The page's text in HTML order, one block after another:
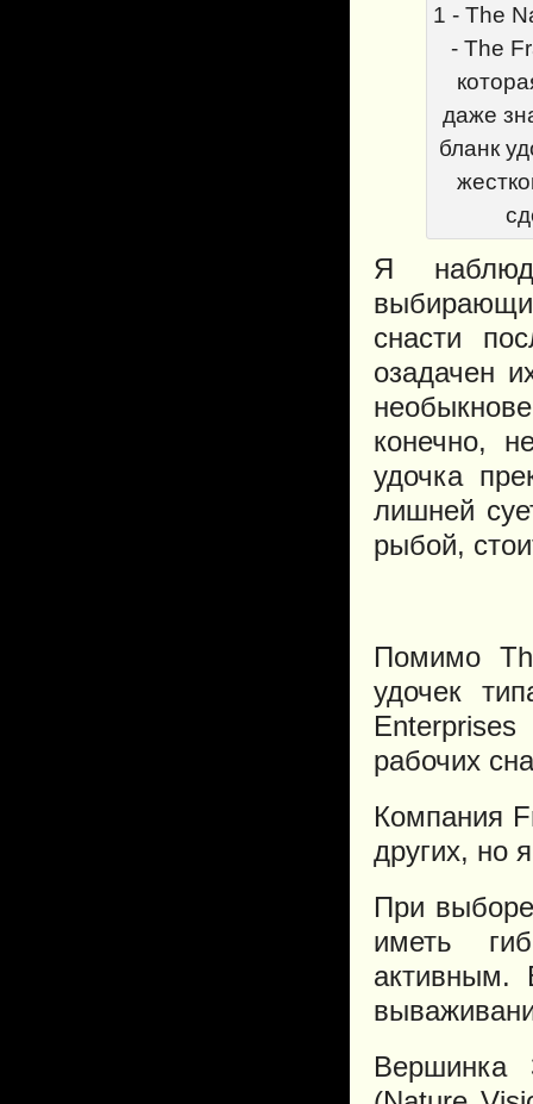
1 - The
- The
даже
бланк
Я
снасти
озадачен
конечно,
удочка
лишней
рыбой,
Помимо
удочек
рабочих
Компания
других, но
При
иметь
активным.
Вершинка